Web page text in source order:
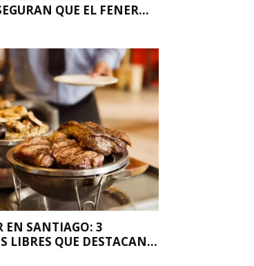
QUE EL FENER...
EN SANTIAGO: 3
LIBRES QUE DESTACAN...